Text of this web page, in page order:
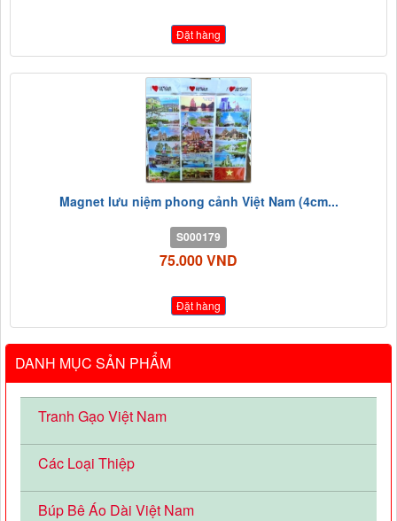
Đặt hàng
Magnet lưu niệm phong cảnh Việt Nam (4cm...
S000179
75.000 VND
Đặt hàng
DANH MỤC SẢN PHẨM
Tranh Gạo Việt Nam
Các Loại Thiệp
Búp Bê Áo Dài Việt Nam